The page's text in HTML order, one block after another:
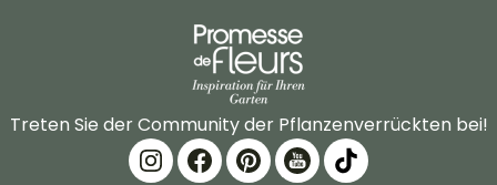
Treten Sie der Community der Pflanzenverrückten bei!